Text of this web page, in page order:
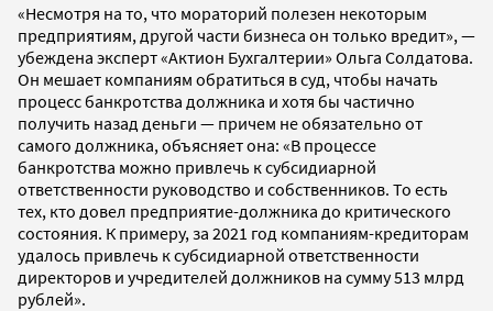
«Несмотря на то, что мораторий полезен некоторым
предприятиям, другой части бизнеса он только вредит», —
убеждена эксперт «Актион Бухгалтерии» Ольга Солдатова.
Он мешает компаниям обратиться в суд, чтобы начать
процесс банкротства должника и хотя бы частично
получить назад деньги — причем не обязательно от
самого должника, объясняет она: «В процессе
банкротства можно привлечь к субсидиарной
ответственности руководство и собственников. То есть
тех, кто довел предприятие-должника до критического
состояния. К примеру, за 2021 год компаниям-кредиторам
удалось привлечь к субсидиарной ответственности
директоров и учредителей должников на сумму 513 млрд
рублей».